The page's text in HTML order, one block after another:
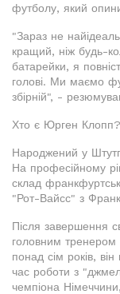
футболу, який
"Зараз не
кращий, ніж будь-
батарейки, я
голові. Ми маємо
збірній", -
Хто є Юрген Клопп?
Народжений у
На професійному
склад
"Рот-Вайсс" з
Після завершення
головним
понад сім років,
час роботи з
чемпіона